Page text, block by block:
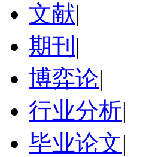
文献|
期刊 |
博弈论|
行业分析|
毕业论文|